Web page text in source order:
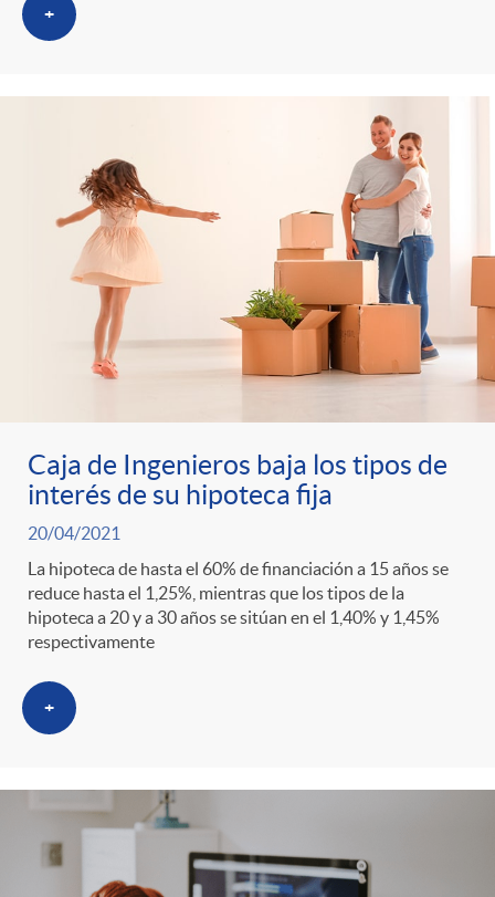
+
Caja de Ingenieros baja los tipos de
interés de su hipoteca fija
20/04/2021
La hipoteca de hasta el 60% de financiación a 15 años se
reduce hasta el 1,25%, mientras que los tipos de la
hipoteca a 20 y a 30 años se sitúan en el 1,40% y 1,45%
respectivamente
+